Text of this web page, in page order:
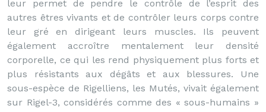
leur permet de pendre le contrôle de l’esprit des
autres êtres vivants et de contrôler leurs corps contre
leur gré en dirigeant leurs muscles. Ils peuvent
également accroître mentalement leur densité
corporelle, ce qui les rend physiquement plus forts et
plus résistants aux dégâts et aux blessures. Une
sous-espèce de Rigelliens, les Mutés, vivait également
sur Rigel-3, considérés comme des « sous-humains »